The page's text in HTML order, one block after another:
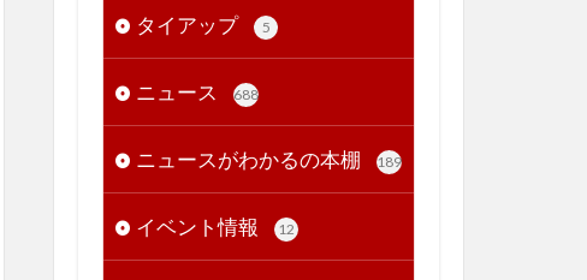
タイアップ 5
ニュース 688
ニュースがわかるの本棚 189
イベント情報 12